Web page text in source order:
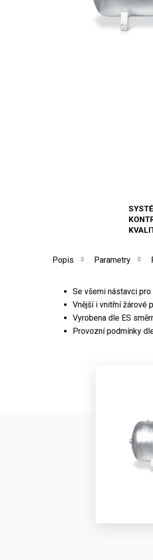
Popis Parametry
Se všemi nástavci
Vnější i vnitřní žárové
Vyrobena dle ES
Provozní podmínky